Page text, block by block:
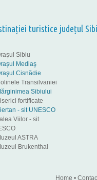
turistice județul
Sibiu
Mediaş
Cisnădie
Transilvaniei
Sibiului
fortificate
- sit UNESCO
Viilor - sit
ASTRA
Brukenthal
Home •